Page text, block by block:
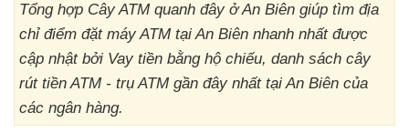
Tổng hợp Cây ATM quanh đây ở An Biên giúp tìm địa
chỉ điểm đặt máy ATM tại An Biên nhanh nhất được
cập nhật bởi Vay tiền bằng hộ chiếu, danh sách cây
rút tiền ATM - trụ ATM gần đây nhất tại An Biên của
các ngân hàng.